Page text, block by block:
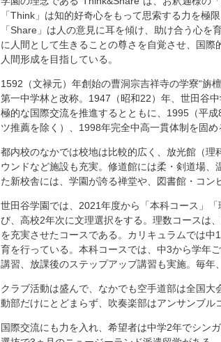
「Think」は知的好奇心をもって思索する力を極
「Share」は人の意見に耳を傾け、助け合う心を
に人間として生きることの尊さを自覚させ、国際
人間形成を目指している。
1592（文禄元）年創始の曹洞宗吉祥寺の学寮“旃
第一中学林と改称。1947（昭和22）年、世田谷
極的な国際交流を推進するとともに、1995（平
ツ推薦を除く）、1998年完全中高一貫体制を固
都内校のなかでは校地は比較的広く、放光館（
ウンドなど施設も充実。修道館には柔・剣道場
た新校舎には、学園が誇る禅堂や、図書館・コン
世田谷学園では、2021年度から「本科コース」
び、高校2年次に文理選択をする。理数コースは
を充実させたコースである。カリキュラムでは
育を行っている。本科コースでは、中3から学年
講習、放課後のステップアップ講習も実施。毎年
クラブ活動は盛んで、なかでも空手道部は全国
動部だけにとどまらず、吹奏楽部はアンサンブル
国際交流にも力を入れ、希望者は中学2年でシン